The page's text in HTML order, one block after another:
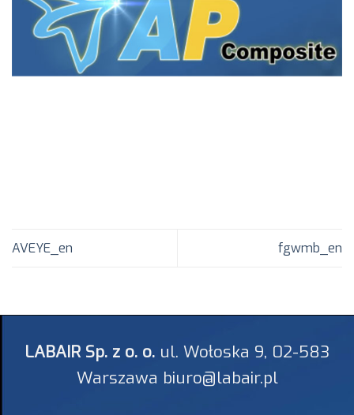
AVEYE_en fgwmb_en
LABAIR Sp. z o. o. ul. Wołoska 9, 02-583
Warszawa biuro@labair.pl